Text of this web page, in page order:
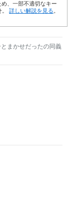
、一部不適切なキー
詳しい解説を見る
まかせだったの同義